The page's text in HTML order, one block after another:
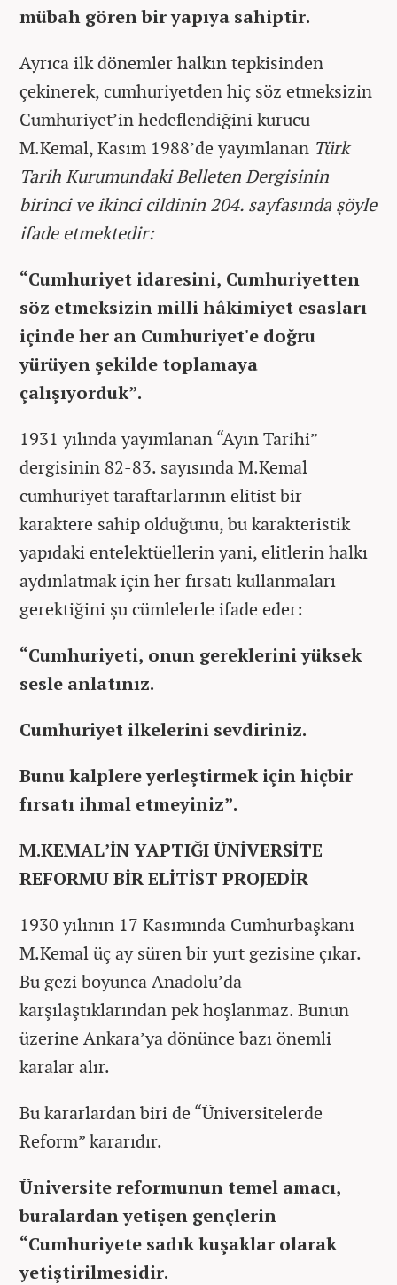
mübah gören bir yapıya sahiptir.
Ayrıca ilk dönemler halkın tepkisinden
çekinerek, cumhuriyetden hiç söz etmeksizin
Cumhuriyet’in hedeflendiğini kurucu
M.Kemal, Kasım 1988’de yayımlanan Türk
Tarih Kurumundaki Belleten Dergisinin
birinci ve ikinci cildinin 204. sayfasında şöyle
ifade etmektedir:
“Cumhuriyet idaresini, Cumhuriyetten
söz etmeksizin milli hâkimiyet esasları
içinde her an Cumhuriyet'e doğru
yürüyen şekilde toplamaya
çalışıyorduk”.
1931 yılında yayımlanan “Ayın Tarihi”
dergisinin 82-83. sayısında M.Kemal
cumhuriyet taraftarlarının elitist bir
karaktere sahip olduğunu, bu karakteristik
yapıdaki entelektüellerin yani, elitlerin halkı
aydınlatmak için her fırsatı kullanmaları
gerektiğini şu cümlelerle ifade eder:
“Cumhuriyeti, onun gereklerini yüksek
sesle anlatınız.
Cumhuriyet ilkelerini sevdiriniz.
Bunu kalplere yerleştirmek için hiçbir
fırsatı ihmal etmeyiniz”.
M.KEMAL’İN YAPTIĞI ÜNİVERSİTE
REFORMU BİR ELİTİST PROJEDİR
1930 yılının 17 Kasımında Cumhurbaşkanı
M.Kemal üç ay süren bir yurt gezisine çıkar.
Bu gezi boyunca Anadolu’da
karşılaştıklarından pek hoşlanmaz. Bunun
üzerine Ankara’ya dönünce bazı önemli
karalar alır.
Bu kararlardan biri de “Üniversitelerde
Reform” kararıdır.
Üniversite reformunun temel amacı,
buralardan yetişen gençlerin
“Cumhuriyete sadık kuşaklar olarak
yetiştirilmesidir.